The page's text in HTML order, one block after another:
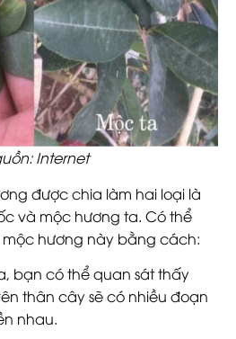
Internet
được chia làm hai loại là
và mộc hương ta. Có thể
hương này bằng cách:
bạn có thể quan sát thấy
thân cây sẽ có nhiều đoạn
nhau.